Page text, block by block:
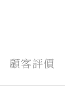
顧客評價